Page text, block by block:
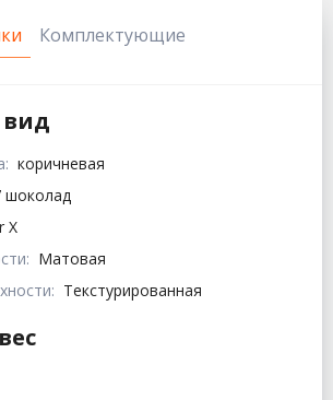
Комплектующие
коричневая
шоколад
X
Матовая
Текстурированная